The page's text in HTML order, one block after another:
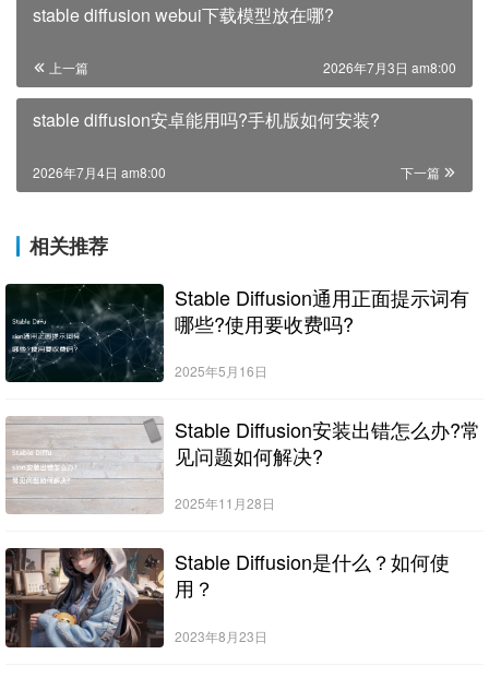
stable diffusion webui下载模型放在哪?
上一篇 2026年7月3日 am8:00
stable diffusion安卓能用吗?手机版如何安装?
下一篇
2026年7月4日 am8:00
相关推荐
Stable Diffusion通用正面提示词有
哪些?使用要收费吗?
2025年5月16日
Stable Diffusion安装出错怎么办?常
见问题如何解决?
2025年11月28日
Stable Diffusion是什么？如何使
用？
2023年8月23日